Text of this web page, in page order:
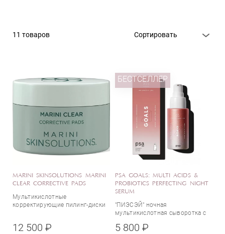
Anti-age
Анти-акне
Борьба с обезвоженностью
Выравнивание тона
Лифтинг
Матирующий
От пигментации
Противовоспалительное действие
Тип кожи
11 товаров Сортировать
MARINI SKINSOLUTIONS MARINI
CLEAR CORRECTIVE PADS
Мультикислотные
корректирующие пилинг-диски
12 500 ₽
БЕСТСЕЛЛЕР
PSA GOALS: MULTI ACIDS &
PROBIOTICS PERFECTING NIGHT
SERUM
"ПИЭСЭЙ" ночная
мультикислотная сыворотка с
5 800 ₽